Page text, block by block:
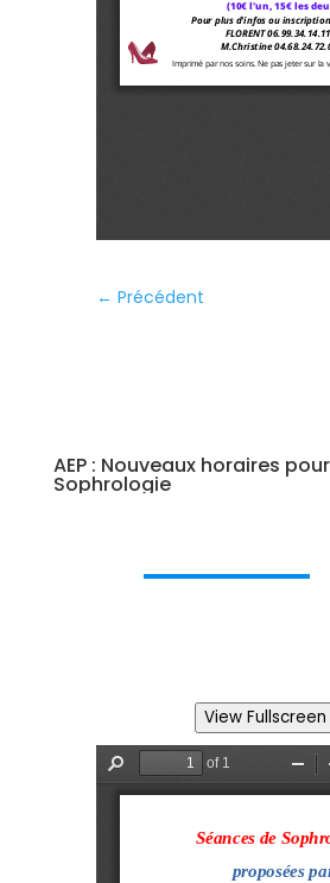
← Précédent
AEP : Nouveaux horaires
Sophrologie
View Fullscreen